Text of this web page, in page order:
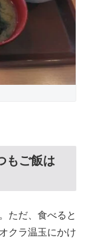
もご飯は
ただ、食べると
クラ温玉にかけ